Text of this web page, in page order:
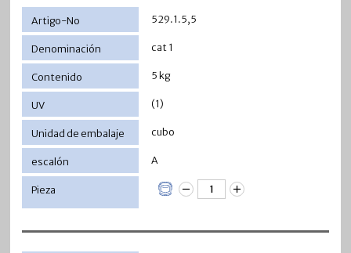
529.1.5,5
cat 1
5 kg
(1)
cubo
A